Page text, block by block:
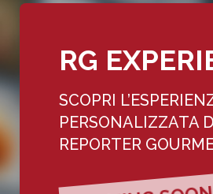
RG
SCOPRI
PERSONALIZZATA
REPORTER